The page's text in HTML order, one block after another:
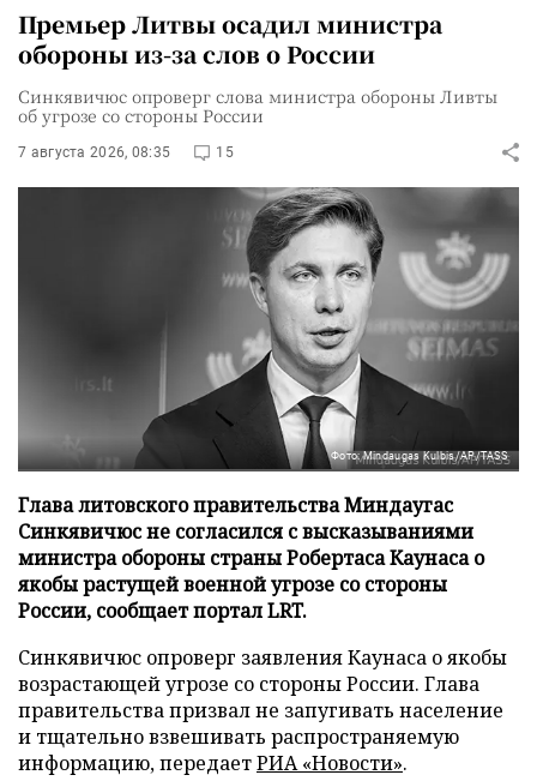
Премьер Литвы осадил министра
обороны из-за слов о России
Синкявичюс опроверг слова министра обороны Ливты
об угрозе со стороны России
7 августа 2026, 08:35 15
Фото: Mindaugas Kulbis/AP/TASS
Глава литовского правительства Миндаугас
Синкявичюс не согласился с высказываниями
министра обороны страны Робертаса Каунаса о
якобы растущей военной угрозе со стороны
России, сообщает портал LRT.
Синкявичюс опроверг заявления Каунаса о якобы
возрастающей угрозе со стороны России. Глава
правительства призвал не запугивать население
и тщательно взвешивать распространяемую
информацию, передаетРИА «Новости».